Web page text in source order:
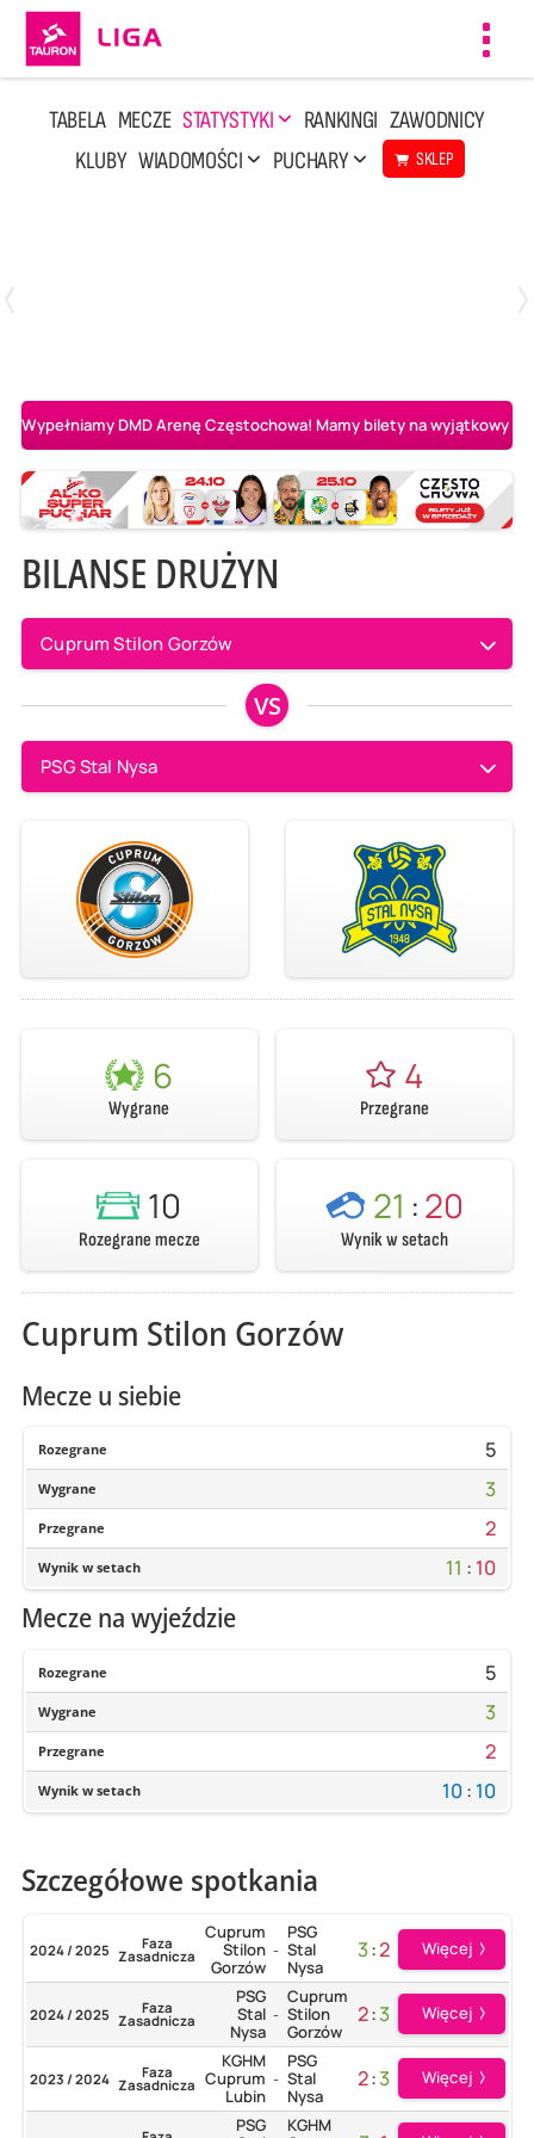
TABELA MECZE STATYSTYKI RANKINGI ZAWODNICY
KLUBY WIADOMOŚCI PUCHARY SKLEP
Wypełniamy DMD Arenę Częstochowa! Mamy bilety na wyjątkowy
BILANSE DRUŻYN
Cuprum Stilon Gorzów
VS
PSG Stal Nysa
6
Wygrane
4
Przegrane
10
Rozegrane mecze
21 :20
Wynik w setach
Cuprum Stilon Gorzów
Mecze u siebie
Rozegrane 5
Wygrane 3
Przegrane 2
Wynik w setach 11 : 10
Mecze na wyjeździe
Rozegrane 5
Wygrane 3
Przegrane 2
Wynik w setach 10 : 10
Szczegółowe spotkania
2024 / 2025 Faza
Zasadnicza
Cuprum
Stilon
Gorzów
-
PSG
Stal
Nysa
3:2 Więcej
2024 / 2025 Faza
Zasadnicza
PSG
Stal
Nysa
-
Cuprum
Stilon
Gorzów
2:3 Więcej
2023 / 2024 Faza
Zasadnicza
KGHM
Cuprum
Lubin
-
PSG
Stal
Nysa
2:3 Więcej
PSG
KGHM